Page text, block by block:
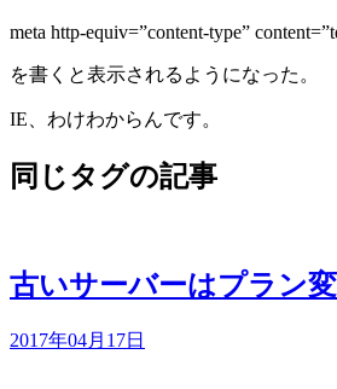
meta http-equiv=”content-type”
を書くと表示されるようになった。
IE、わけわからんです。
同じタグの記事
古いサーバーはプラン
2017年04月17日